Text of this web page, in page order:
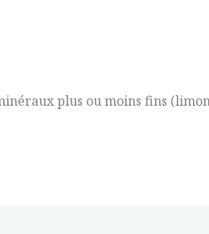
plus ou moins fins